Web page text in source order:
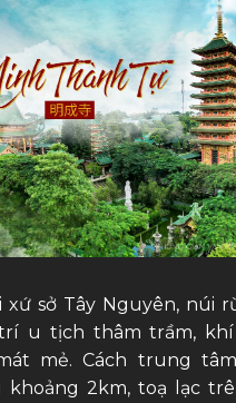
xứ sở Tây Nguyên, núi
u tịch thâm trầm,
mẻ. Cách trung
khoảng 2km, toạ lạc